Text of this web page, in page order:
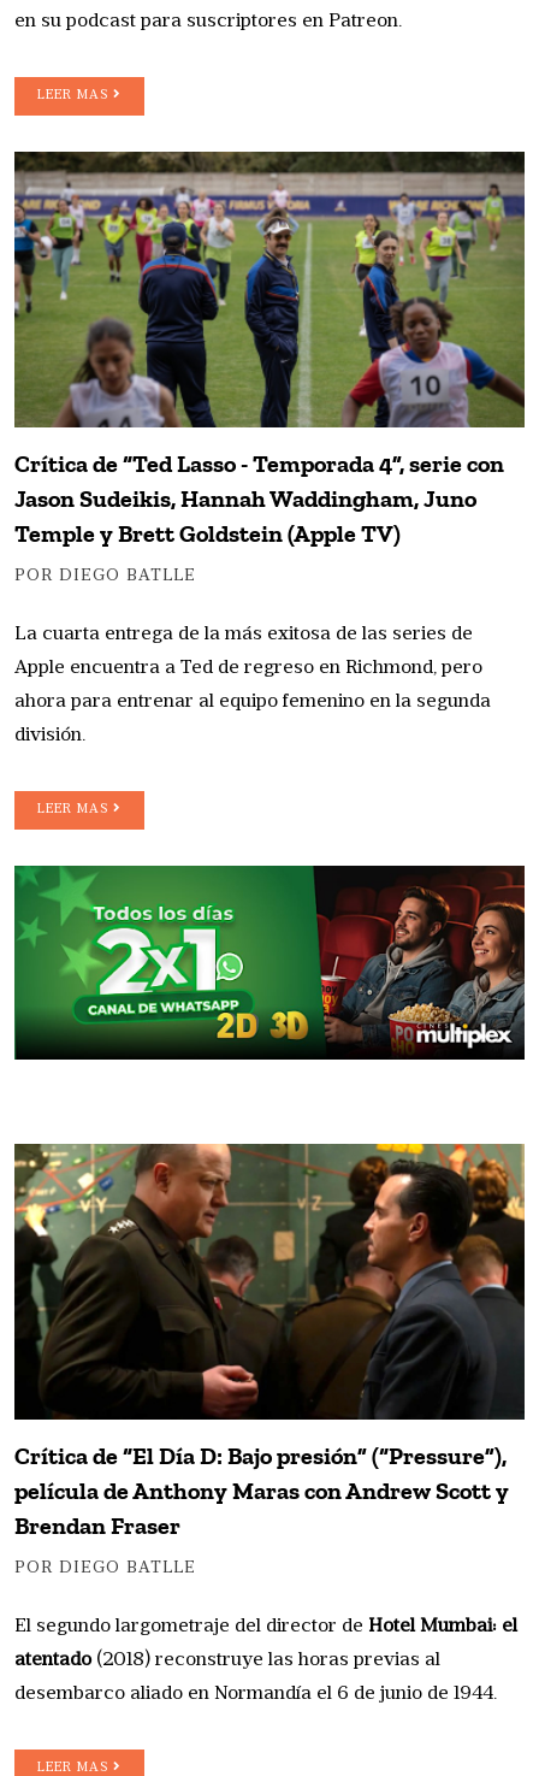
en su podcast para suscriptores en Patreon.
LEER MAS
Crítica de “Ted Lasso - Temporada 4”, serie con
Jason Sudeikis, Hannah Waddingham, Juno
Temple y Brett Goldstein (Apple TV)
POR DIEGO BATLLE
La cuarta entrega de la más exitosa de las series de
Apple encuentra a Ted de regreso en Richmond, pero
ahora para entrenar al equipo femenino en la segunda
división.
LEER MAS
Crítica de “El Día D: Bajo presión” (“Pressure”),
película de Anthony Maras con Andrew Scott y
Brendan Fraser
POR DIEGO BATLLE
El segundo largometraje del director de Hotel Mumbai: el
atentado(2018) reconstruye las horas previas al
desembarco aliado en Normandía el 6 de junio de 1944.
LEER MAS